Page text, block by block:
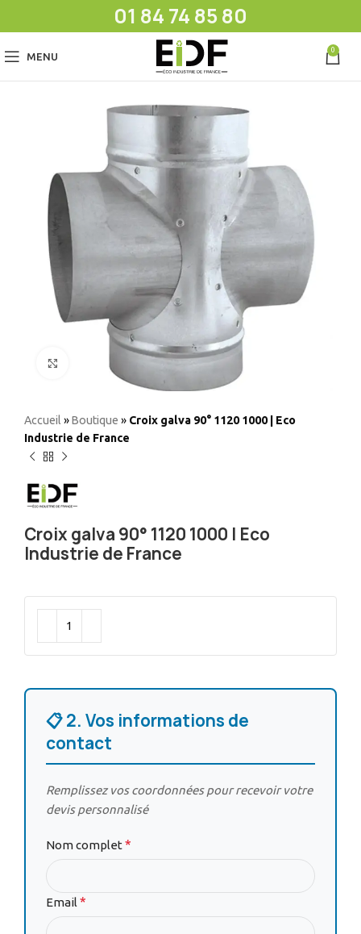
01 84 74 85 80
MENU
0
Accueil »Boutique » Croix galva 90° 1120 1000 | Eco
Industrie de France
Croix galva 90° 1120 1000 | Eco
Industrie de France
📋 2. Vos informations de
contact
Remplissez vos coordonnées pour recevoir votre
devis personnalisé
Nom complet*
Email *